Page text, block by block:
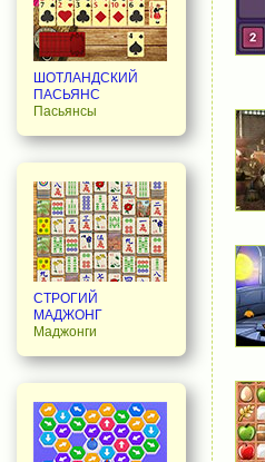
ШОТЛАНДСКИЙ
ПАСЬЯНС
Пасьянсы
СТРОГИЙ
МАДЖОНГ
Маджонги